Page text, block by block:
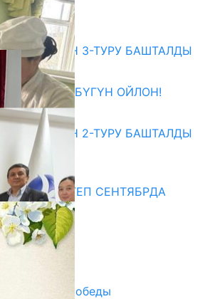
АЛУУНУН 3-ТУРУ БАШТАЛДЫ
ҮЧҮН БҮГҮН ОЙЛОН!
АЛУУНУН 2-ТУРУ БАШТАЛДЫ
МЕКТЕП СЕНТЯБРДА
БЕРИЛЕТ
сөзү
Дня Победы